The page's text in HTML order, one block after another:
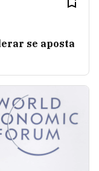
se aposta